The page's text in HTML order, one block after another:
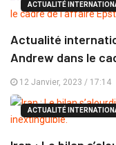
ACTUALITÉ
Actualité
Andrew dans le
12 Janvier, 2023 / 17:14
ACTUALITÉ